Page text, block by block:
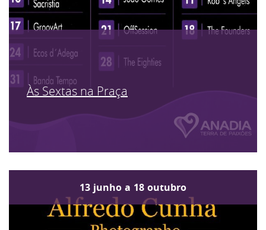
Às Sextas na Praça
13 junho a 18 outubro